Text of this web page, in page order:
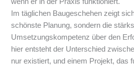
Im täglichen Baugeschehen zeigt
schönste Planung, sondern die
Umsetzungskompetenz über den
hier entsteht der Unterschied
nur existiert, und einem Projekt, das